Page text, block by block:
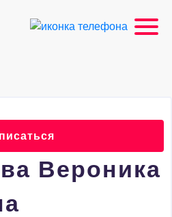
Вероника